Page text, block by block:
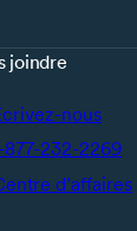
joindre
nous
877-232-2269
d’affaires